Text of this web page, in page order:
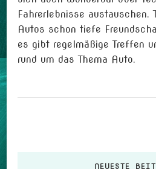
Fahrerlebnisse austauschen.
Autos schon tiefe
es gibt regelmäßige Treffen
rund um das Thema Auto.
NEUESTE